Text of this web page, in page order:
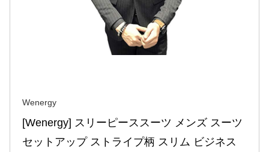
Wenergy
[Wenergy] スリーピーススーツ メンズ スーツ
セットアップ ストライプ柄 スリム ビジネス